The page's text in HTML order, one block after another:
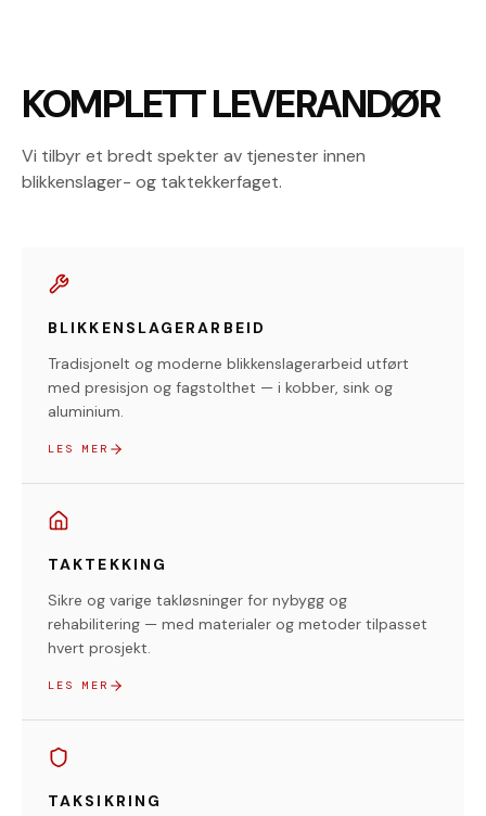
KOMPLETT LEVERANDØR
Vi tilbyr et bredt spekter av tjenester innen
blikkenslager- og taktekkerfaget.
BLIKKENSLAGERARBEID
Tradisjonelt og moderne blikkenslagerarbeid utført
med presisjon og fagstolthet — i kobber, sink og
aluminium.
LES MER
TAKTEKKING
Sikre og varige takløsninger for nybygg og
rehabilitering — med materialer og metoder tilpasset
hvert prosjekt.
LES MER
TAKSIKRING